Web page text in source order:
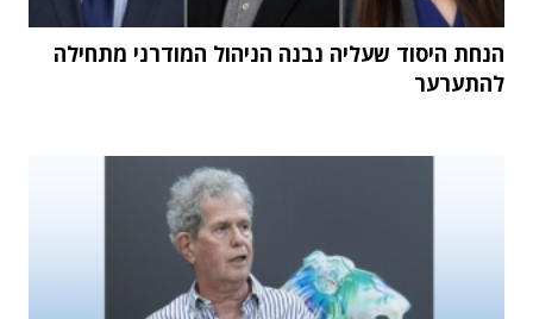
הנחת היסוד שעליה נבנה הניהול המודרני מתחילה
להתערער